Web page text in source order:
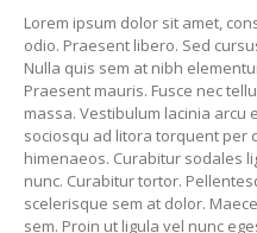
Lorem ipsum dolor sit amet,
odio. Praesent libero. Sed
Nulla quis sem at nibh
Praesent mauris. Fusce nec
massa. Vestibulum lacinia arcu
sociosqu ad litora torquent per
himenaeos. Curabitur sodales
nunc. Curabitur tortor.
scelerisque sem at dolor.
sem. Proin ut ligula vel nunc